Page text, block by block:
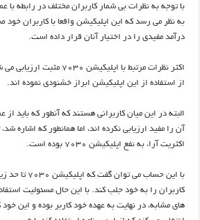
به نظر می رسد که این اپلیکیشن واقعا با کاربران
درآمد مفیدی را در اختیار آنان قرار داده است.
اکثر نظرات مرتبط با
از استفاده از این اپلیکیشن ابراز خشنودی نموده اند.
البته در این میان کاربرانی هستند که آنطور که باید از
آن را مفید ارزیابی نکرده اند، اما همانطور که اشاره
اکثریت آرا، به نفع اپلیکیشن ۷۰۳۰ بوده است.
با این حساب می
کاربران را به خود جلب کند. با این حال مسئولیت
های مشابه، در نهایت به عهده خود کاربر بوده و این